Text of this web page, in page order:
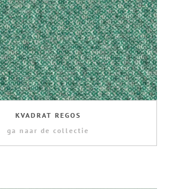
KVADRAT REGOS
ga naar de collectie